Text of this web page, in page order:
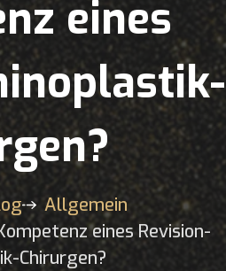
eines
Allgemein
eines Revision-
Chirurgen?